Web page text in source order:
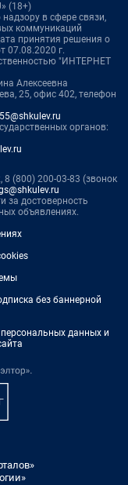
(18+)
в сфере связи,
коммуникаций
принятия решения о
07.08.2020 г.
"ИНТЕРНЕТ
Алексеевна
25, офис 402, телефон
органов:
(800) 200-03-83 (звонок
за достоверность
объявлениях.
без баннерной
данных и